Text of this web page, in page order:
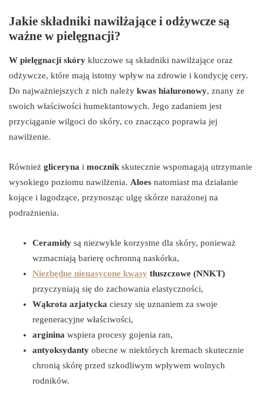
Jakie składniki nawilżające i odżywcze są
ważne w pielęgnacji?
W pielęgnacji skóry kluczowe są składniki nawilżające oraz
odżywcze, które mają istotny wpływ na zdrowie i kondycję cery.
Do najważniejszych z nich należy kwas hialuronowy, znany ze
swoich właściwości humektantowych. Jego zadaniem jest
przyciąganie wilgoci do skóry, co znacząco poprawia jej
nawilżenie.
Również gliceryna i mocznik skutecznie wspomagają utrzymanie
wysokiego poziomu nawilżenia. Aloes natomiast ma działanie
kojące i łagodzące, przynosząc ulgę skórze narażonej na
podrażnienia.
Ceramidy są niezwykle korzystne dla skóry, ponieważ
wzmacniają barierę ochronną naskórka,
Niezbędne nienasycone kwasy tłuszczowe (NNKT)
przyczyniają się do zachowania elastyczności,
Wąkrota azjatycka cieszy się uznaniem za swoje
regeneracyjne właściwości,
arginina wspiera procesy gojenia ran,
antyoksydanty obecne w niektórych kremach skutecznie
chronią skórę przed szkodliwym wpływem wolnych
rodników.